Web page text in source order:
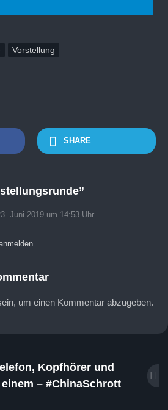
Vorstellung
SHARE
Juni 2019 um 14:53 Uhr
um einen Kommentar abzugeben.
Kopfhörer und
– #ChinaSchrott